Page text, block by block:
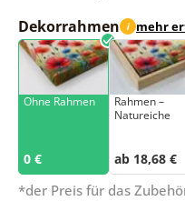
Dekorrahmen i mehr
Ohne Rahmen
0 €
Rahmen –
Natureiche
ab 18,68 €
*der Preis für das